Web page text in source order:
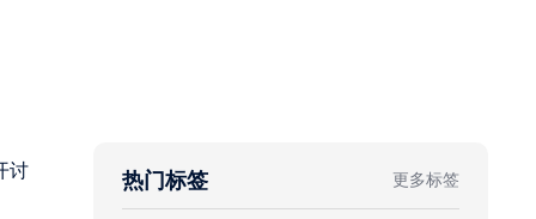
讨 热门标签 更多标签